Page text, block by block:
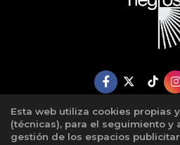
Esta web utiliza cookies propias
(técnicas), para el seguimiento
gestión de los espacios